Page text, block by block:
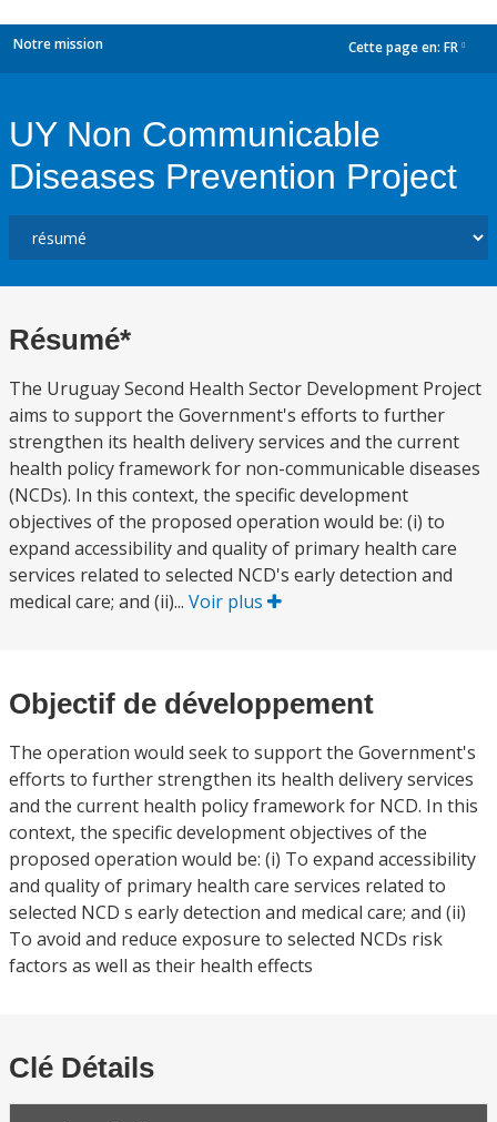
Notre mission Cette page en: FR
UY Non Communicable
Diseases Prevention Project
Résumé*
The Uruguay Second Health Sector Development Project
aims to support the Government's efforts to further
strengthen its health delivery services and the current
health policy framework for non-communicable diseases
(NCDs). In this context, the specific development
objectives of the proposed operation would be: (i) to
expand accessibility and quality of primary health care
services related to selected NCD's early detection and
medical care; and (ii)... Voir plus
Objectif de développement
The operation would seek to support the Government's
efforts to further strengthen its health delivery services
and the current health policy framework for NCD. In this
context, the specific development objectives of the
proposed operation would be: (i) To expand accessibility
and quality of primary health care services related to
selected NCD s early detection and medical care; and (ii)
To avoid and reduce exposure to selected NCDs risk
factors as well as their health effects
Clé Détails